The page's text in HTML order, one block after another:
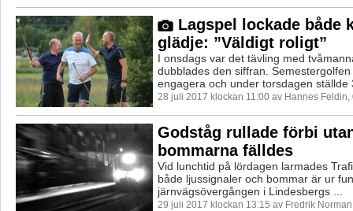
Lagspel lockade både
glädje: ”Väldigt roligt”
I onsdags var det tävling med
dubblades den siffran.
engagera och under torsdagen ställde
28 juli 2017 klockan 11:00 av Hannes
Godståg rullade förbi
bommarna fälldes
Vid lunchtid på lördagen larmades
både ljussignaler och bommar är ur
järnvägsövergången i Lindesbergs ...
29 juli 2017 klockan 13:15 av Fredrik